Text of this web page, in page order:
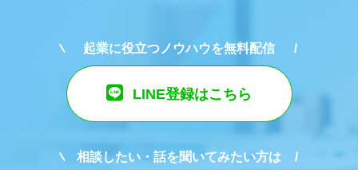
起業に役立つノウハウを無料配信
LINE登録はこちら
相談したい・話を聞いてみたい方は